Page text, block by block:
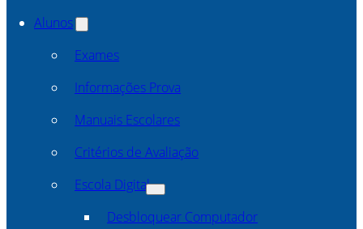
Alunos
Exames
Informações Prova
Manuais Escolares
Critérios de Avaliação
Escola Digital
Desbloquear Computador